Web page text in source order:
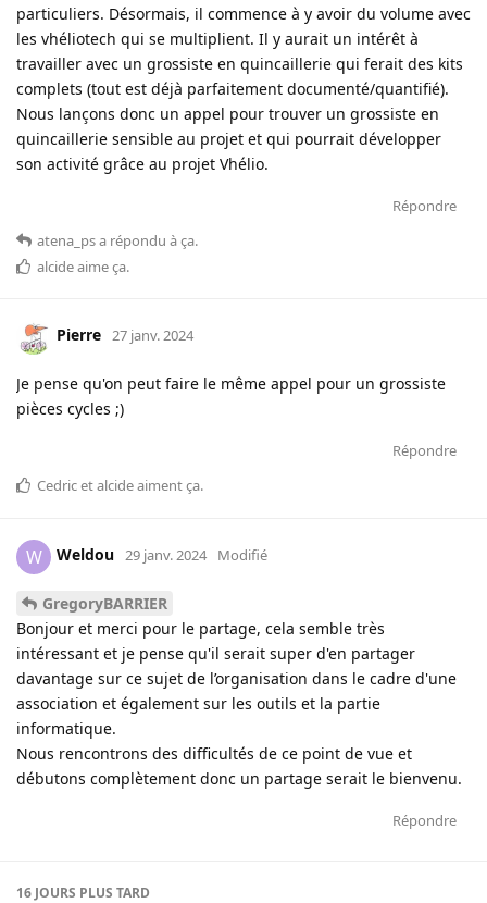
particuliers. Désormais, il commence à y avoir du volume avec
les vhéliotech qui se multiplient. Il y aurait un intérêt à
travailler avec un grossiste en quincaillerie qui ferait des kits
complets (tout est déjà parfaitement documenté/quantifié).
Nous lançons donc un appel pour trouver un grossiste en
quincaillerie sensible au projet et qui pourrait développer
son activité grâce au projet Vhélio.
Répondre
atena_psa répondu à ça.
alcideaime ça.
Pierre 27 janv. 2024
Je pense qu'on peut faire le même appel pour un grossiste
pièces cycles ;)
Répondre
Cedricetalcideaiment ça.
W Weldou 29 janv. 2024 Modifié
GregoryBARRIER
Bonjour et merci pour le partage, cela semble très
intéressant et je pense qu'il serait super d'en partager
davantage sur ce sujet de l’organisation dans le cadre d'une
association et également sur les outils et la partie
informatique.
Nous rencontrons des difficultés de ce point de vue et
débutons complètement donc un partage serait le bienvenu.
Répondre
16 JOURS PLUS TARD